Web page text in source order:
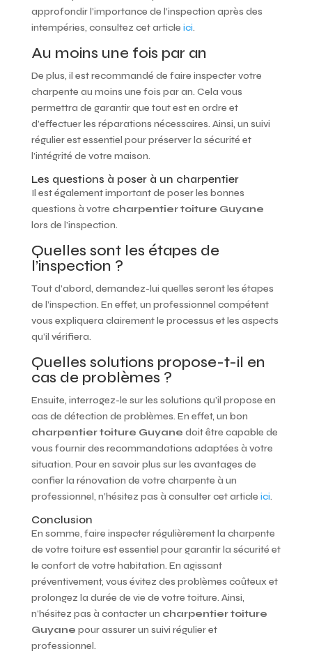
approfondir l’importance de l’inspection après des
intempéries, consultez cet article ici.
Au moins une fois par an
De plus, il est recommandé de faire inspecter votre
charpente au moins une fois par an. Cela vous
permettra de garantir que tout est en ordre et
d’effectuer les réparations nécessaires. Ainsi, un suivi
régulier est essentiel pour préserver la sécurité et
l’intégrité de votre maison.
Les questions à poser à un charpentier
Il est également important de poser les bonnes
questions à votre charpentier toiture Guyane
lors de l’inspection.
Quelles sont les étapes de
l’inspection ?
Tout d’abord, demandez-lui quelles seront les étapes
de l’inspection. En effet, un professionnel compétent
vous expliquera clairement le processus et les aspects
qu’il vérifiera.
Quelles solutions propose-t-il en
cas de problèmes ?
Ensuite, interrogez-le sur les solutions qu’il propose en
cas de détection de problèmes. En effet, un bon
charpentier toiture Guyane doit être capable de
vous fournir des recommandations adaptées à votre
situation. Pour en savoir plus sur les avantages de
confier la rénovation de votre charpente à un
professionnel, n’hésitez pas à consulter cet article ici.
Conclusion
En somme, faire inspecter régulièrement la charpente
de votre toiture est essentiel pour garantir la sécurité et
le confort de votre habitation. En agissant
préventivement, vous évitez des problèmes coûteux et
prolongez la durée de vie de votre toiture. Ainsi,
n’hésitez pas à contacter un charpentier toiture
Guyane pour assurer un suivi régulier et
professionnel.